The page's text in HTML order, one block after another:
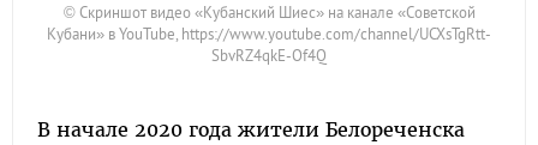
© Скриншот видео «Кубанский Шиес» на канале «Советской
Кубани» в YouTube, https://www.youtube.com/channel/UCXsTgRtt-
SbvRZ4qkE-Of4Q
В начале 2020 года жители Белореченска